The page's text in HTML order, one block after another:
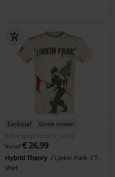
Exclusief
Grote maten
Adviesprijs
Vanaf € 34,99
Vanaf€ 26,99
Hybrid Theory Linkin Park
T-
shirt